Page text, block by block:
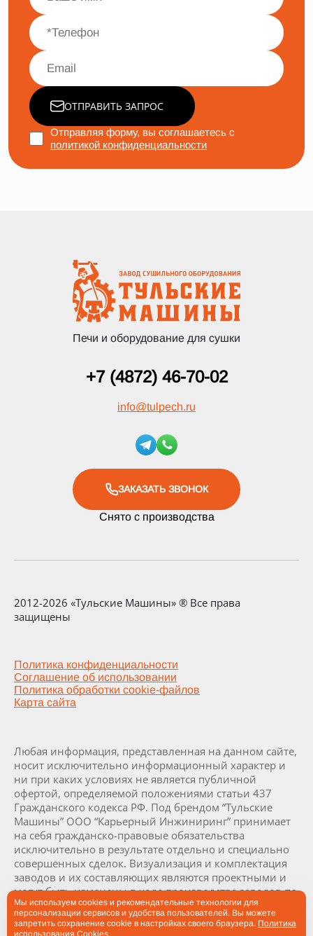
ОТПРАВИТЬ ЗАПРОС
Отправляя форму, вы соглашаетесь с
политикой конфиденциальности
Печи и оборудование для сушки
+7 (4872) 46-70-02
info@tulpech.ru
ЗАКАЗАТЬ ЗВОНОК
Снято с производства
2012-2026 «Тульские Машины» ® Все права
защищены
Политика конфиденциальности
Соглашение об использовании
Политика обработки cookie-файлов
Карта сайта
Любая информация, представленная на данном сайте,
носит исключительно информационный характер и
ни при каких условиях не является публичной
офертой, определяемой положениями статьи 437
Гражданского кодекса РФ. Под брендом “Тульские
Машины” ООО “Карьерный Инжиниринг” принимает
на себя гражданско-правовые обязательства
исключительно в результате отдельно и специально
совершенных сделок. Визуализация и комплектация
заводов и их составляющих являются проектными и
могут быть изменены в ходе производства заводов по
согласованию с заказчиком.
Мы используем cookies и рекомендательные технологии для
персонализации сервисов и удобства пользователей. Вы можете
запретить сохранение cookie в настройках своего браузера. Политика
использования Cookies